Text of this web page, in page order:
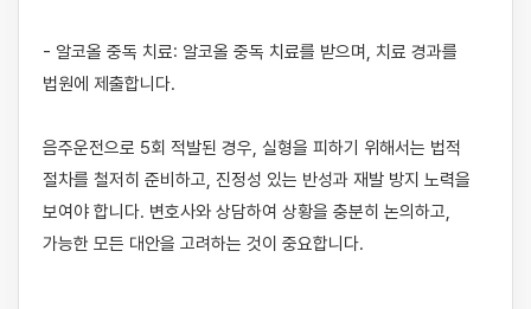
- 알코올 중독 치료: 알코올 중독 치료를 받으며, 치료 경과를
법원에 제출합니다.
음주운전으로 5회 적발된 경우, 실형을 피하기 위해서는 법적
절차를 철저히 준비하고, 진정성 있는 반성과 재발 방지 노력을
보여야 합니다. 변호사와 상담하여 상황을 충분히 논의하고,
가능한 모든 대안을 고려하는 것이 중요합니다.